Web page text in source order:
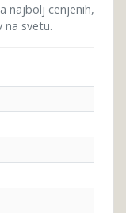
najbolj cenjenih,
na svetu.